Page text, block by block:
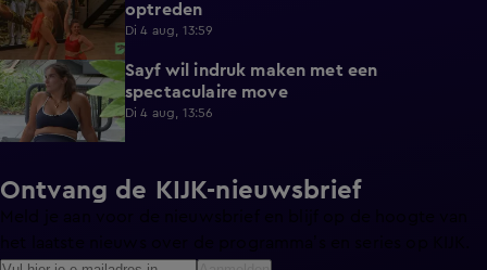
optreden
Di 4 aug, 13:59
0:41
Sayf wil indruk maken met een
spectaculaire move
Di 4 aug, 13:56
Ontvang de KIJK-nieuwsbrief